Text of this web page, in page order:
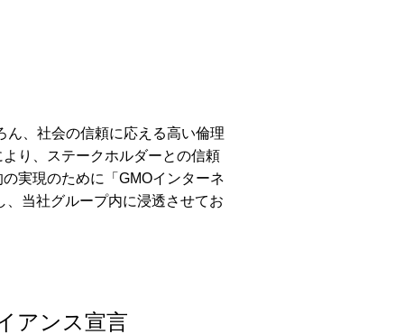
ん、社会の信頼に応える高い倫理
り、ステークホルダーとの信頼
実現のために「GMOインターネ
当社グループ内に浸透させてお
アンス宣言